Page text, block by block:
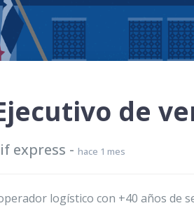
de
express - hace 1 mes
logístico con +40 años de